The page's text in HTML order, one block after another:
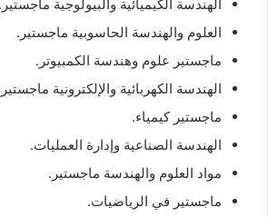
الهندسة الكيميائية والبيولوجية ماجستير.
العلوم والهندسة الحاسوبية ماجستير.
ماجستير علوم وهندسة الكمبيوتر.
الهندسة الكهربائية والإلكترونية
ماجستير كيمياء.
الهندسة الصناعية وإدارة العمليات.
مواد العلوم والهندسة ماجستير.
ماجستير في الرياضيات.